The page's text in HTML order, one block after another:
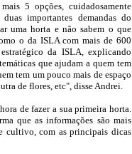
5 opções, cuidadosamente
importantes demandas do
uma horta e não sabem o que
o da ISLA com mais de 600
da ISLA, explicando
que ajudam a quem tem
tem um pouco mais de espaço
de flores, etc", disse Andrei.
de fazer a sua primeira horta.
que as informações são mais
cultivo, com as principais dicas